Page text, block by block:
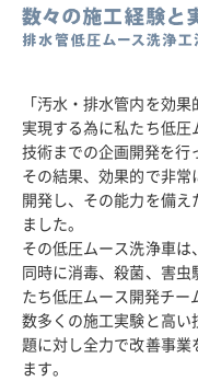
「汚水・排水管内を効
実現する為に私たち低
技術までの企画開発を行
その結果、効果的で非
開発し、その能力を備
ました。
その低圧ムース洗浄車
同時に消毒、殺菌、害
たち低圧ムース開発チー
数多くの施工実験と高
題に対し全力で改善事
ます。